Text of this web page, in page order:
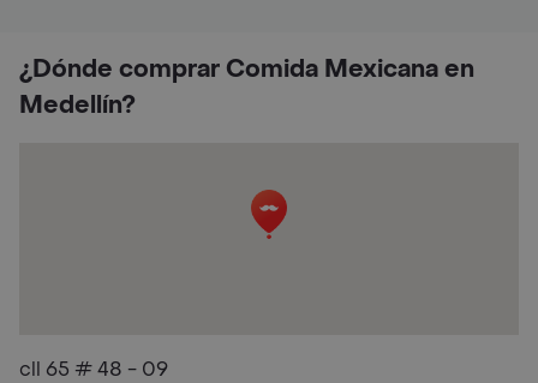
¿Dónde comprar Comida Mexicana en
Medellín?
cll 65 # 48 - 09